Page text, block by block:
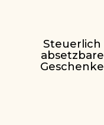
Steuerlich
absetzbare
Geschenke